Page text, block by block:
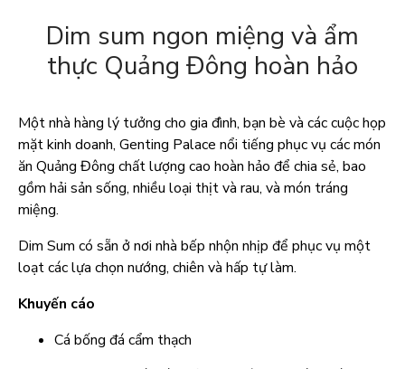
Dim sum ngon miệng và ẩm
thực Quảng Đông hoàn hảo
Một nhà hàng lý tưởng cho gia đình, bạn bè và các cuộc họp
mặt kinh doanh, Genting Palace nổi tiếng phục vụ các món
ăn Quảng Đông chất lượng cao hoàn hảo để chia sẻ, bao
gồm hải sản sống, nhiều loại thịt và rau, và món tráng
miệng.
Dim Sum có sẵn ở nơi nhà bếp nhộn nhịp để phục vụ một
loạt các lựa chọn nướng, chiên và hấp tự làm.
Khuyến cáo
Cá bống đá cẩm thạch